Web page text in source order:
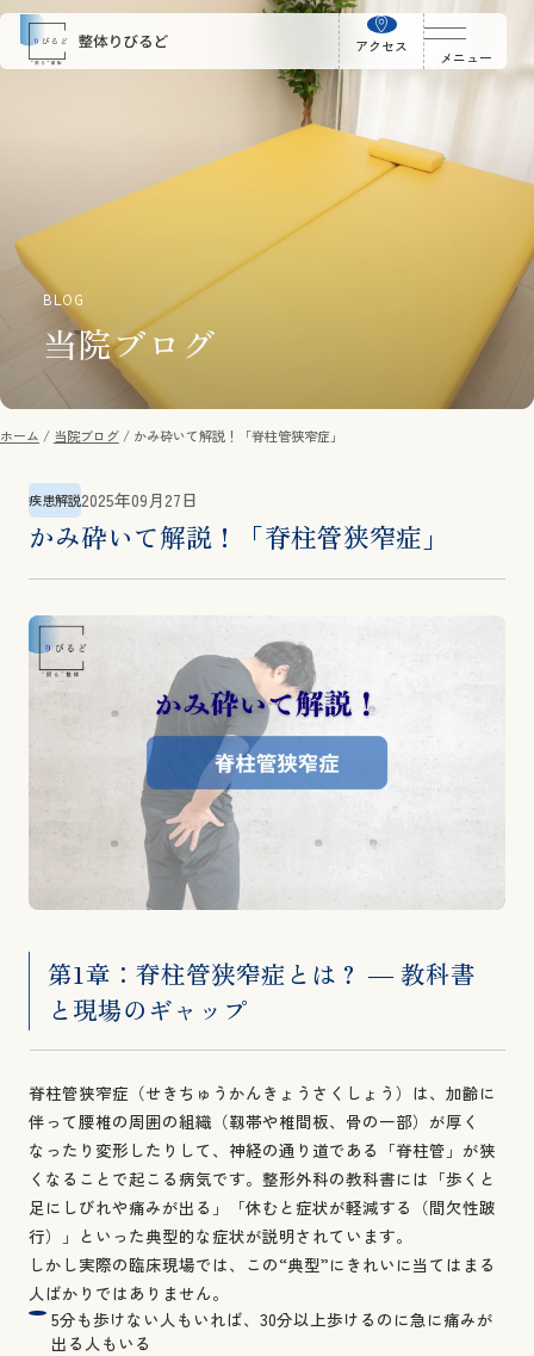
アクセス
メニュー
BLOG
当院ブログ
ホーム 当院ブログ かみ砕いて解説！「脊柱管狭窄症」
疾患解説2025年09月27日
かみ砕いて解説！「脊柱管狭窄症」
第1章：脊柱管狭窄症とは？ ― 教科書
と現場のギャップ
脊柱管狭窄症（せきちゅうかんきょうさくしょう）は、加齢に
伴って腰椎の周囲の組織（靱帯や椎間板、骨の一部）が厚く
なったり変形したりして、神経の通り道である「脊柱管」が狭
くなることで起こる病気です。整形外科の教科書には「歩くと
足にしびれや痛みが出る」「休むと症状が軽減する（間欠性跛
行）」といった典型的な症状が説明されています。
しかし実際の臨床現場では、この“典型”にきれいに当てはまる
人ばかりではありません。
5分も歩けない人もいれば、30分以上歩けるのに急に痛みが
出る人もいる